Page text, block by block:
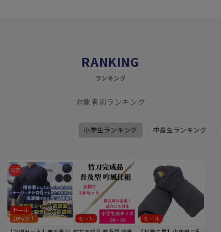
RANKING
ランキング
対象者別ランキング
小学生ランキング 中高生ランキング
1
セール
20%OFF
セール セール